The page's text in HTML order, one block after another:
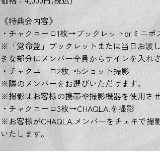
《特典会内容》
・チャクユーロ1枚→ブックレットorミニポ
※「覚命盤」ブックレットまたは当日お渡
きな部分にメンバー全員からサインを入れ
・チャクユーロ2枚→5ショット撮影
※隣のメンバーをお選びいただけます。
※撮影はお客様の携帯や撮影機器を使用さ
・チャクユーロ3枚→CHAQLA.を撮影
※お客様がCHAQLA.メンバーをチェキで撮
いたします。